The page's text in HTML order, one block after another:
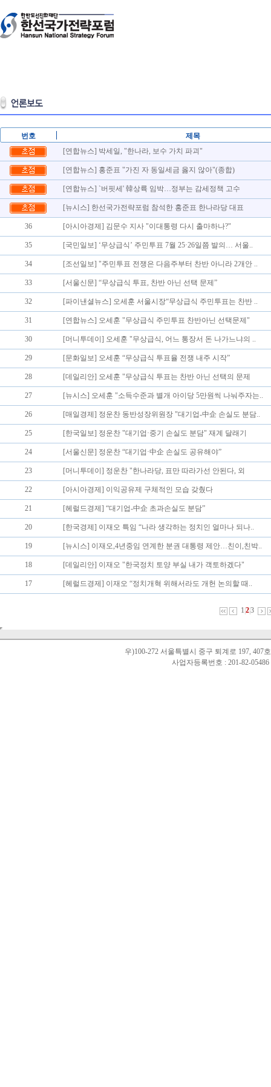
번호
제목
[연합뉴스] 박세일, "한나라, 보수 가치 파괴"
[연합뉴스] 홍준표 "가진 자 동일세금 옳지 않아"(종합)
[연합뉴스] `버핏세' 韓상륙 임박…정부는 감세정책 고수
[뉴시스] 한선국가전략포럼 참석한 홍준표 한나라당 대표
36 [아시아경제] 김문수 지사 "이대통령 다시 출마하나?"
35 [국민일보] ‘무상급식’ 주민투표 7월 25·26일쯤 발의… 서울..
34 [조선일보] "주민투표 전쟁은 다음주부터 찬반 아니라 2개안 ..
33 [서울신문] “무상급식 투표, 찬반 아닌 선택 문제”
32 [파이낸셜뉴스] 오세훈 서울시장“무상급식 주민투표는 찬반 ..
31 [연합뉴스] 오세훈 "무상급식 주민투표 찬반아닌 선택문제"
30 [머니투데이] 오세훈 "무상급식, 어느 통장서 돈 나가느냐의 ..
29 [문화일보] 오세훈 “무상급식 투표율 전쟁 내주 시작”
28 [데일리안] 오세훈 "무상급식 투표는 찬반 아닌 선택의 문제
27 [뉴시스] 오세훈 "소득수준과 별개 아이당 5만원씩 나눠주자는..
26 [매일경제] 정운찬 동반성장위원장 "대기업-中企 손실도 분담..
25 [한국일보] 정운찬 "대기업·중기 손실도 분담" 재계 달래기
24 [서울신문] 정운찬 “대기업·中企 손실도 공유해야”
23 [머니투데이] 정운찬 "한나라당, 표만 따라가선 안된다, 외
22 [아시아경제] 이익공유제 구체적인 모습 갖췄다
21 [헤럴드경제] “대기업-中企 초과손실도 분담”
20 [한국경제] 이재오 특임 “나라 생각하는 정치인 얼마나 되나..
19 [뉴시스] 이재오,4년중임 연계한 분권 대통령 제안…친이,친박..
18 [데일리안] 이재오 "한국정치 토양 부실 내가 객토하겠다"
17 [헤럴드경제] 이재오 “정치개혁 위해서라도 개헌 논의할 때..
1 23
우)100-272 서울특별시 중구 퇴계로 197,
사업자등록번호 : 201-82-